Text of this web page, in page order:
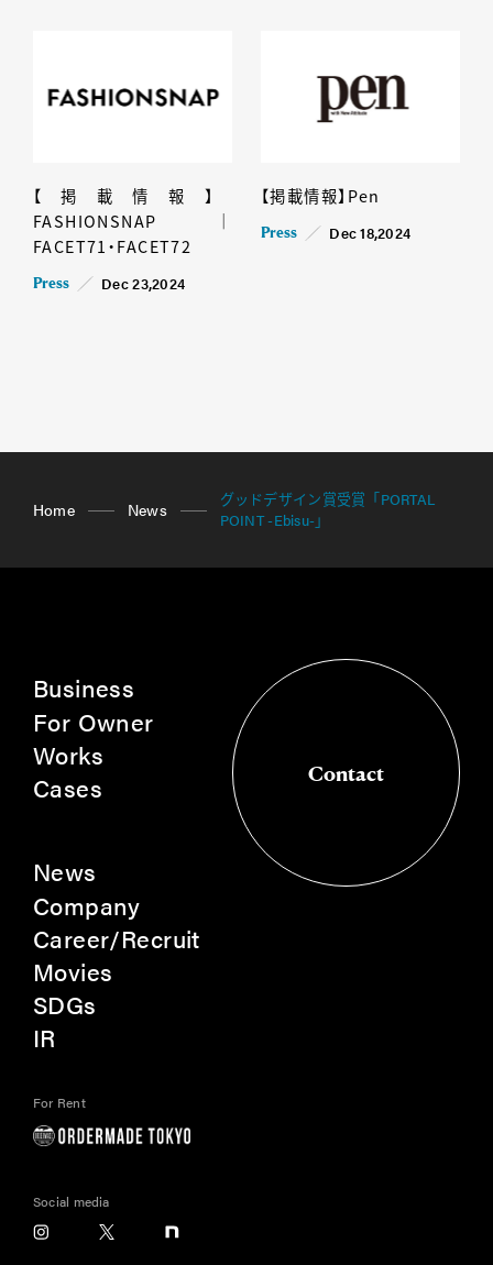
【掲載情報】
FASHIONSNAP｜
FACET71・FACET72
Press Dec 23,2024
【掲載情報】Pen
Press Dec 18,2024
Home News
グッドデザイン賞受賞「PORTAL
POINT -Ebisu-」
Business
For Owner
Works
Cases
News
Company
Career/Recruit
Movies
SDGs
IR
For Rent
Social media
Contact